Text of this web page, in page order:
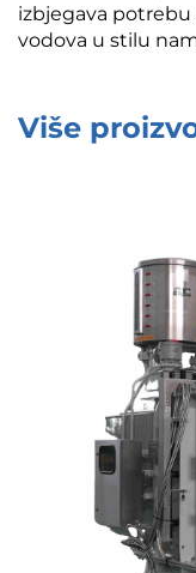
izbjegava
vodova u stilu
Više